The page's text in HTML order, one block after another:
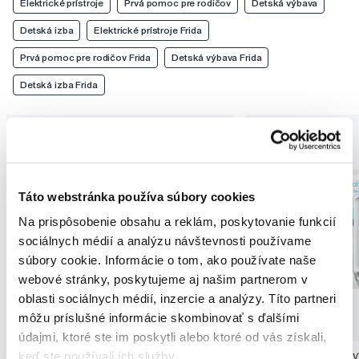
Táto webstránka používa súbory cookies
Na prispôsobenie obsahu a reklám, poskytovanie funkcií
sociálnych médií a analýzu návštevnosti používame
súbory cookie. Informácie o tom, ako používate naše
webové stránky, poskytujeme aj našim partnerom v
oblasti sociálnych médií, inzercie a analýzy. Títo partneri
môžu príslušné informácie skombinovať s ďalšími
údajmi, ktoré ste im poskytli alebo ktoré od vás získali,
keď ste používali ich služby.
Elektrické prístroje Prvá pomoc pre rodičov Detská výbava
Detská izba Elektrické prístroje Frida
Prvá pomoc pre rodičov Frida Detská výbava Frida
Detská izba Frida
Frida Baby NoseFrida sada, nosová
Frida Baby Čistidlo